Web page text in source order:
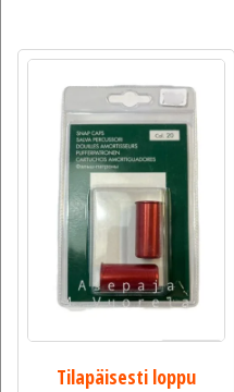
Tilapäisesti loppu